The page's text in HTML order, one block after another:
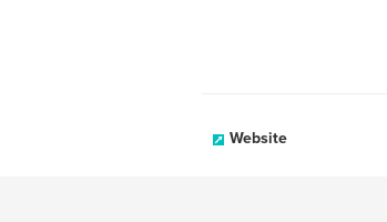
Website